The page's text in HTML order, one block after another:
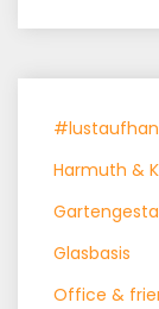
Harmuth &
Glasbasis
Office &